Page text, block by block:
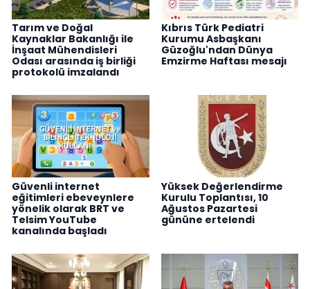
Tarım ve Doğal
Kaynaklar Bakanlığı ile
İnşaat Mühendisleri
Odası arasında iş birliği
protokolü imzalandı
Kıbrıs Türk Pediatri
Kurumu Asbaşkanı
Güzoğlu'ndan Dünya
Emzirme Haftası mesajı
Güvenli internet
eğitimleri ebeveynlere
yönelik olarak BRT ve
Telsim YouTube
kanalında başladı
Yüksek Değerlendirme
Kurulu Toplantısı, 10
Ağustos Pazartesi
gününe ertelendi